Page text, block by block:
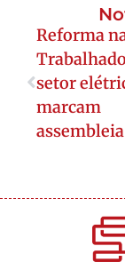
Reforma
setor
marcam
assembleia